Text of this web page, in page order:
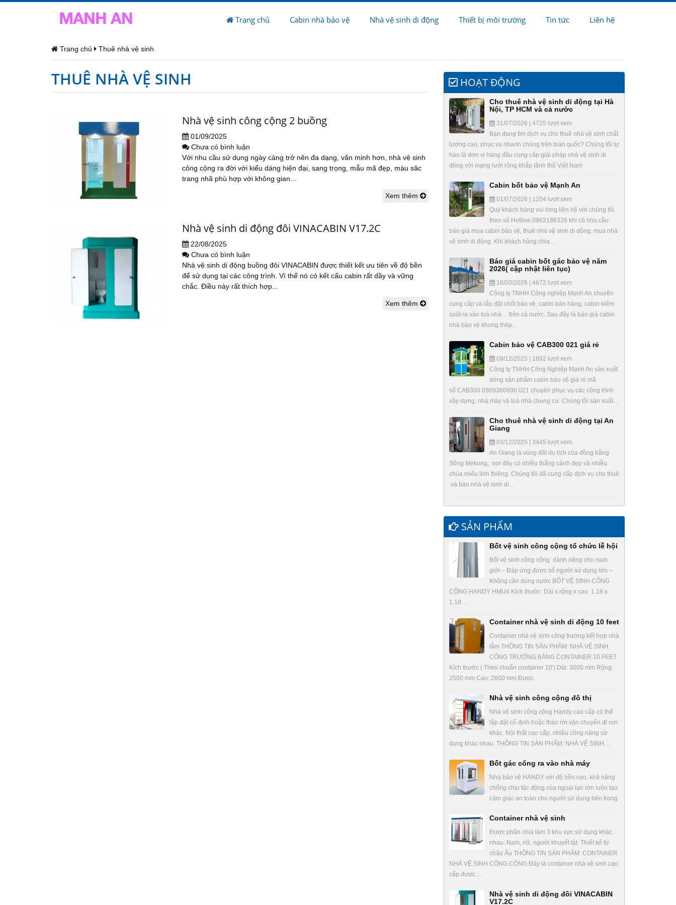
Trang chủ Cabin nhà bảo vệ Nhà vệ sinh di động Thiết bị môi trường Tin tức Liên hệ
Trang chủ Thuê nhà vệ sinh
THUÊ NHÀ VỆ SINH
Nhà vệ sinh công cộng 2 buồng
01/09/2025
Chưa có bình luận
Với nhu cầu sử dụng ngày càng trở nên đa dạng, văn minh hơn, nhà vệ sinh
công cộng ra đời với kiểu dáng hiện đại, sang trọng, mẫu mã đẹp, màu săc
trang nhã phù hợp với không gian...
Xem thêm
Nhà vệ sinh di động đôi VINACABIN V17.2C
22/08/2025
Chưa có bình luận
Nhà vệ sinh di động buồng đôi VINACABIN được thiết kết ưu tiên về độ bền
để sử dụng tại các công trình. Vì thế nó có kết cấu cabin rất dầy và vững
chắc. Điều này rất thích hợp...
Xem thêm
HOẠT ĐỘNG
Cho thuê nhà vệ sinh di động tại Hà
Nội, TP HCM và cả nước
31/07/2026 | 4725 lượt xem
Bạn đang tìm dịch vụ cho thuê nhà vệ sinh chất
lượng cao, phục vụ nhanh chóng trên toàn quốc? Chúng tôi tự
hào là đơn vị hàng đầu cung cấp giải pháp nhà vệ sinh di
động với mạng lưới rộng khắp lãnh thổ Việt Nam
Cabin bốt bảo vệ Mạnh An
01/07/2026 | 1204 lượt xem
Quý khách hàng vui lòng liên hệ với chúng tôi
theo số Hotline 0962186326 khi có nhu cầu
báo giá mua cabin bảo vệ, thuê nhà vệ sinh di động, mua nhà
vệ sinh di động. Khi khách hàng chia…
Báo giá cabin bốt gác bảo vệ năm
2026( cập nhật liên tục)
16/03/2026 | 4672 lượt xem
Công ty TNHH Công nghiệp Mạnh An chuyên
cung cấp và lắp đặt chốt bảo vệ, cabin bán hàng, cabin kiểm
soát ra vào toà nhà… trên cả nước. Sau đây là báo giá cabin
nhà bảo vệ khung thép…
Cabin bảo vệ CAB300 021 giá rẻ
09/12/2025 | 1892 lượt xem
Công ty TNHH Công Nghiệp Mạnh An sản xuất
dòng sản phẩm cabin bảo vệ giá rẻ mã
số CAB300 0909360690 021 chuyên phục vụ các công trình
xây dựng, nhà máy và toà nhà chung cư. Chúng tôi sản xuất…
Cho thuê nhà vệ sinh di động tại An
Giang
03/12/2025 | 3445 lượt xem
An Giang là vùng đất du lịch của đồng bằng
Sông Mekong, nơi đây có nhiều thắng cảnh đẹp và nhiều
chùa miếu linh thiêng. Chúng tôi đã cung cấp dịch vụ cho thuê
và bán nhà vệ sinh di…
SẢN PHẨM
Bốt vệ sinh công cộng tổ chức lễ hội
Bốt vệ sinh công cộng dành riêng cho nam
giới – Đáp ứng được số người sử dụng lớn –
Không cần dùng nước BỐT VỆ SINH CÔNG
CỘNG HANDY HMU4 Kích thước: Dài x rộng x cao 1.18 x
1.18…
Container nhà vệ sinh di động 10 feet
Container nhà vệ sinh công trường kết hợp nhà
tắm THÔNG TIN SẢN PHẨM: NHÀ VỆ SINH
CÔNG TRƯỜNG BẰNG CONTAINER 10 FEET
Kích thước ( Theo chuẩn container 10′) Dài: 3000 mm Rộng:
2500 mm Cao: 2600 mm Được…
Nhà vệ sinh công cộng đô thị
Nhà vệ sinh công cộng Handy cao cấp có thể
lắp đặt cố định hoặc tháo rời vận chuyển đi nơi
khác. Nội thất cao cấp, nhiều công năng sử
dụng khác nhau. THÔNG TIN SẢN PHẨM: NHÀ VỆ SINH…
Bốt gác cổng ra vào nhà máy
Nhà bảo vệ HANDY với độ bền cao, khả năng
chống chịu tác động của ngoại lực lớn luôn tạo
cảm giác an toàn cho người sử dụng bên trong
Container nhà vệ sinh
Được phân chia làm 3 khu vực sử dụng khác
nhau: Nam, nữ, người khuyết tật. Thiết kế từ
châu Âu THÔNG TIN SẢN PHẨM: CONTAINER
NHÀ VỆ SINH CÔNG CỘNG Đây là container nhà vệ sinh cao
cấp được…
Nhà vệ sinh di động đôi VINACABIN
V17.2C